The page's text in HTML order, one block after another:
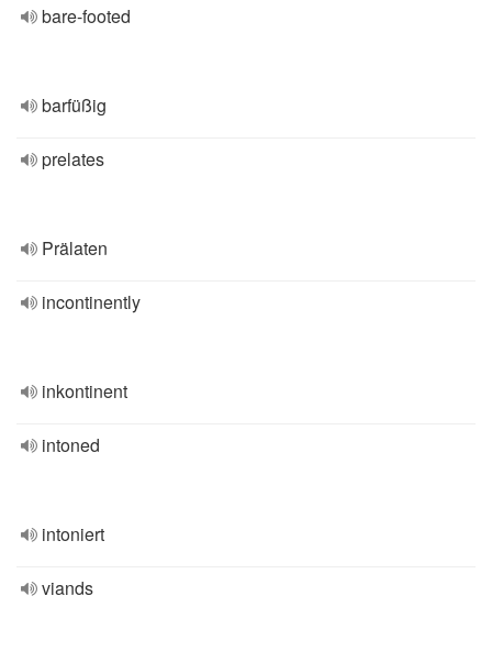
bare-footed
barfüßig
prelates
Prälaten
incontinently
inkontinent
intoned
intoniert
viands